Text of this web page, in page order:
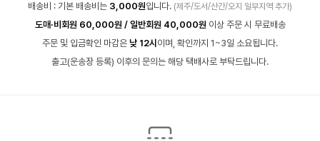
배송비 : 기본 배송비는 3,000원입니다. (제주/도서/산간/오지 일부지역 추가)
도매·비회원 60,000원 / 일반회원 40,000원 이상 주문 시 무료배송
주문 및 입금확인 마감은 낮 12시 이며, 확인까지 1~3일 소요됩니다.
출고(운송장 등록) 이후의 문의는 해당 택배사로 부탁드립니다.